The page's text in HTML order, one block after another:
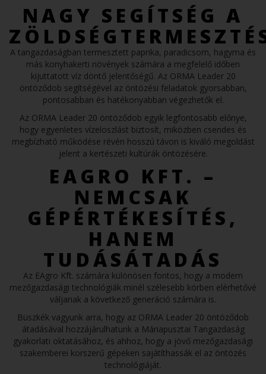
NAGY SEGÍTSÉG A
A tangazdaságban termesztett paprika, paradicsom, hagyma és
más konyhakerti növények számára a megfelelő időben
kijuttatott víz döntő jelentőségű. Az ORMA Leader 20
öntöződob segítségével az öntözési feladatok gyorsabban,
pontosabban és hatékonyabban végezhetők el.
Az ORMA Leader 20 öntöződob egyik legfontosabb előnye,
hogy egyenletes vízeloszlást biztosít, miközben csendes és
megbízható működése révén hosszú távon is kiváló megoldást
jelent a kertészeti kultúrák öntözésére.
EAGRO KFT. –
NEMCSAK
GÉPÉRTÉKESÍTÉS,
HANEM
TUDÁSÁTADÁS
Az EAgro Kft. számára különösen fontos, hogy a modern
mezőgazdasági technológiák minél szélesebb körben elérhetővé
váljanak a következő generáció számára is.
Büszkék vagyunk arra, hogy az ORMA Leader 20 öntöződob
átadásával hozzájárulhatunk a Máriapusztai Tangazdaság
gyakorlati oktatásához, és ahhoz, hogy a jövő mezőgazdasági
szakemberei korszerű gépeken sajátíthassák el az öntözés
technológiáját.